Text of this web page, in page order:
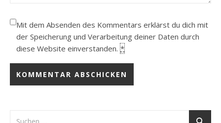
Mit dem Absenden des Kommentars erklärst du dich mit
der Speicherung und Verarbeitung deiner Daten durch
diese Website einverstanden. *